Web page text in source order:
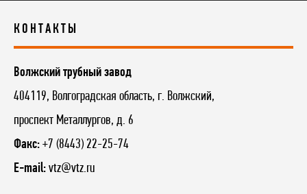
КОНТАКТЫ
Волжский трубный завод
404119, Волгоградская область, г. Волжский,
проспект Металлургов, д. 6
Факс: +7 (8443) 22-25-74
E-mail: vtz@vtz.ru